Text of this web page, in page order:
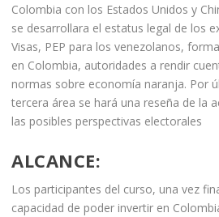
Colombia con los Estados Unidos y
se desarrollara el estatus legal de los
Visas, PEP para los venezolanos,
en Colombia, autoridades a rendir
normas sobre economía naranja. Por
tercera área se hará una reseña de la
las posibles perspectivas electorales
ALCANCE:
Los participantes del curso, una vez
capacidad de poder invertir en